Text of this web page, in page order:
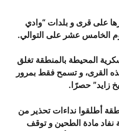
على قرى و بلدات “وادي
الخامس عشر على التوالي.
المحيطة بالمنطقة تغلق
القرى، و تسمح فقط بمرور
زايد” حصرًا.
أطلقوا نداءات تحذير من
نفاد مادة الطحين و توقف